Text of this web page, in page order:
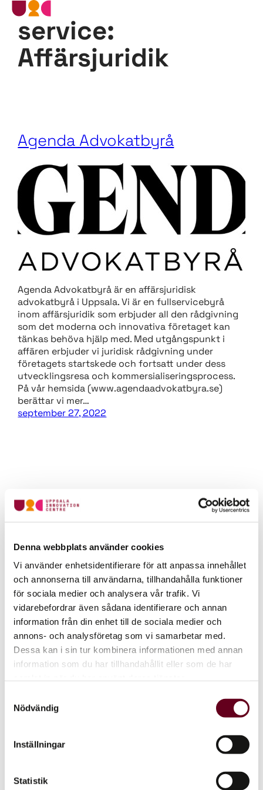
Denna webbplats använder cookies
Vi använder enhetsidentifierare för att anpassa innehållet
och annonserna till användarna, tillhandahålla funktioner
för sociala medier och analysera vår trafik. Vi
vidarebefordrar även sådana identifierare och annan
information från din enhet till de sociala medier och
annons- och analysföretag som vi samarbetar med.
Dessa kan i sin tur kombinera informationen med annan
information som du har tillhandahållit eller som de har
Nödvändig
Inställningar
Statistik
Hoppa
innehåll
service:
Affärsjuridik
Agenda Advokatbyrå
Agenda Advokatbyrå är en affärsjuridisk
advokatbyrå i Uppsala. Vi är en fullservicebyrå
inom affärsjuridik som erbjuder all den rådgivning
som det moderna och innovativa företaget kan
tänkas behöva hjälp med. Med utgångspunkt i
affären erbjuder vi juridisk rådgivning under
företagets startskede och fortsatt under dess
utvecklingsresa och kommersialiseringsprocess.
På vår hemsida (www.agendaadvokatbyra.se)
berättar vi mer…
september 27, 2022
Advokatfirman Lindahl
del juridiska frågor, oavsett om bolaget är nybildat
eller har fått igång sin verksamhet. Att diskutera
företagandet. Det kan t. ex. handla om tips inför
diskussioner med kunder eller investerare, eller…